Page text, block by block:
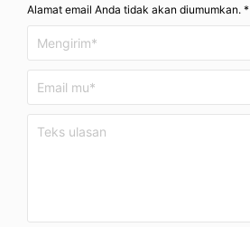
Alamat email Anda tidak akan diumumkan. *